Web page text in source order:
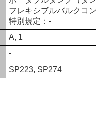
フレキシブルバルクコ
特別規定：-
A, 1
-
SP223, SP274